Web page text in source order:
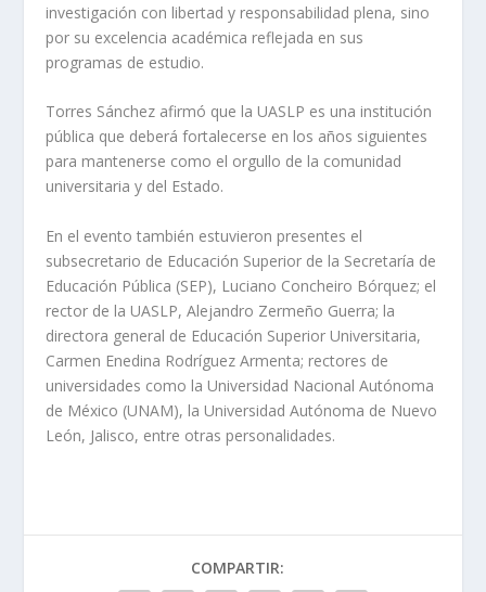
investigación con libertad y responsabilidad plena, sino
por su excelencia académica reflejada en sus
programas de estudio.
Torres Sánchez afirmó que la UASLP es una institución
pública que deberá fortalecerse en los años siguientes
para mantenerse como el orgullo de la comunidad
universitaria y del Estado.
En el evento también estuvieron presentes el
subsecretario de Educación Superior de la Secretaría de
Educación Pública (SEP), Luciano Concheiro Bórquez; el
rector de la UASLP, Alejandro Zermeño Guerra; la
directora general de Educación Superior Universitaria,
Carmen Enedina Rodríguez Armenta; rectores de
universidades como la Universidad Nacional Autónoma
de México (UNAM), la Universidad Autónoma de Nuevo
León, Jalisco, entre otras personalidades.
COMPARTIR: